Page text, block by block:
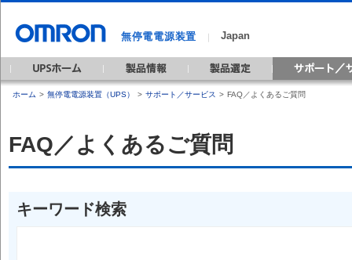
無停電電源装置 ｜ Japan
ホーム > 無停電電源装置（UPS） > サポート／サービス > FAQ／よくあるご質問
FAQ／よくあるご質問
キーワード検索